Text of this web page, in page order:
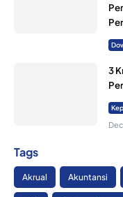
3
Tags
Akrual Akuntansi